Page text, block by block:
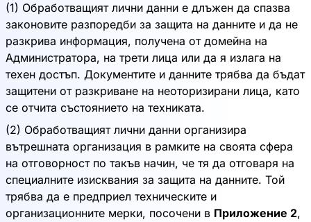
(1) Обработващият лични данни е длъжен да спазва
законовите разпоредби за защита на данните и да не
разкрива информация, получена от домейна на
Администратора, на трети лица или да я излага на
техен достъп. Документите и данните трябва да бъдат
защитени от разкриване на неоторизирани лица, като
се отчита състоянието на техниката.
(2) Обработващият лични данни организира
вътрешната организация в рамките на своята сфера
на отговорност по такъв начин, че тя да отговаря на
специалните изисквания за защита на данните. Той
трябва да е предприел техническите и
организационните мерки, посочени в Приложение 2,